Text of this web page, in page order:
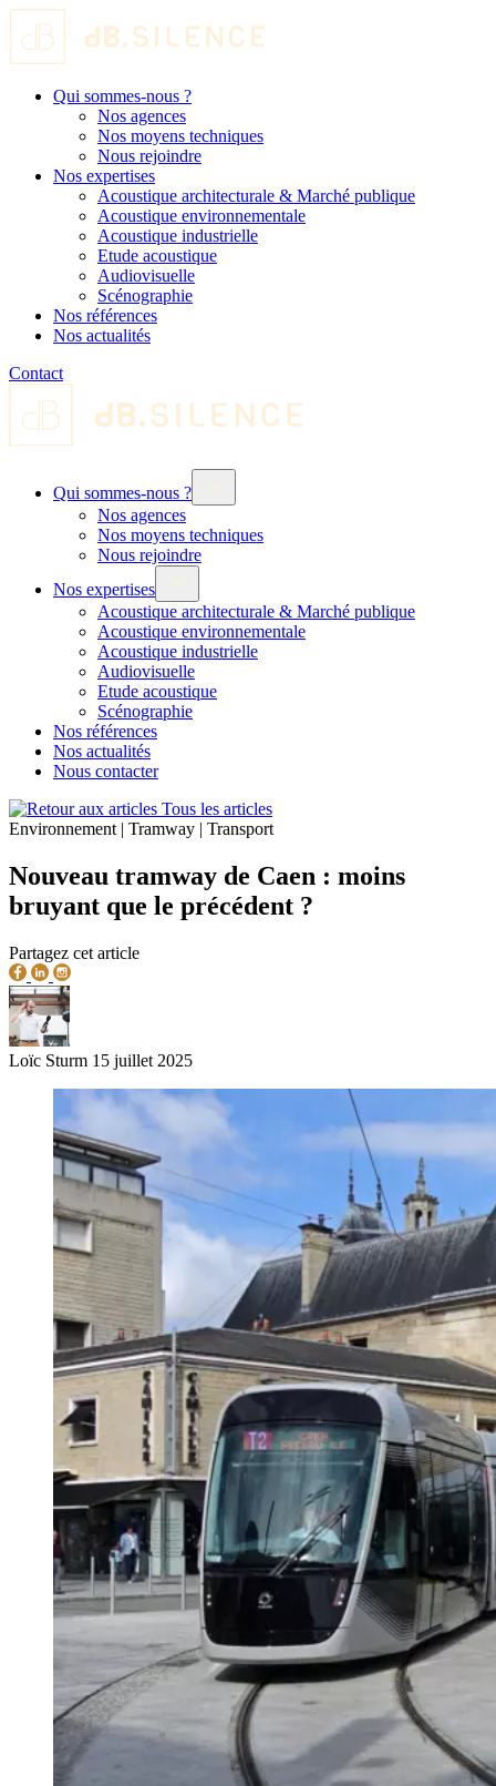
Qui sommes-nous ?
Nos agences
Nos moyens techniques
Nous rejoindre
Nos expertises
Acoustique architecturale & Marché publique
Acoustique environnementale
Acoustique industrielle
Etude acoustique
Audiovisuelle
Scénographie
Nos références
Nos actualités
Contact
Qui sommes-nous ?
Nos agences
Nos moyens techniques
Nous rejoindre
Nos expertises
Acoustique architecturale & Marché publique
Acoustique environnementale
Acoustique industrielle
Audiovisuelle
Etude acoustique
Scénographie
Nos références
Nos actualités
Nous contacter
Tous les articles
Environnement | Tramway | Transport
Nouveau tramway de Caen : moins
bruyant que le précédent ?
Partagez cet article
Loïc Sturm 15 juillet 2025